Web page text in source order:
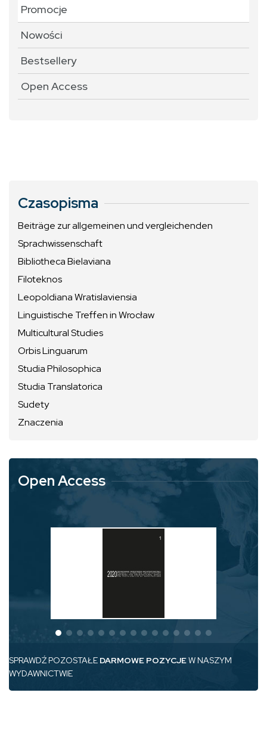
Promocje
Nowości
Bestsellery
Open Access
Czasopisma
Beiträge zur allgemeinen und vergleichenden
Sprachwissenschaft
Bibliotheca Bielaviana
Filoteknos
Leopoldiana Wratislaviensia
Linguistische Treffen in Wrocław
Multicultural Studies
Orbis Linguarum
Studia Philosophica
Studia Translatorica
Sudety
Znaczenia
Open Access
SPRAWDŹ POZOSTAŁE DARMOWE POZYCJEW NASZYM
WYDAWNICTWIE